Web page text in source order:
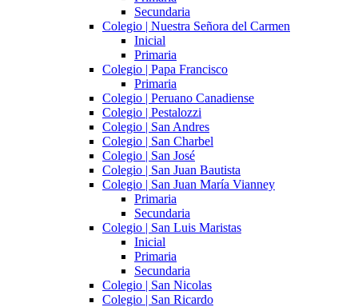
Secundaria
Colegio | Nuestra Señora del Carmen
Inicial
Primaria
Colegio | Papa Francisco
Primaria
Colegio | Peruano Canadiense
Colegio | Pestalozzi
Colegio | San Andres
Colegio | San Charbel
Colegio | San José
Colegio | San Juan Bautista
Colegio | San Juan María Vianney
Primaria
Secundaria
Colegio | San Luis Maristas
Inicial
Primaria
Secundaria
Colegio | San Nicolas
Colegio | San Ricardo